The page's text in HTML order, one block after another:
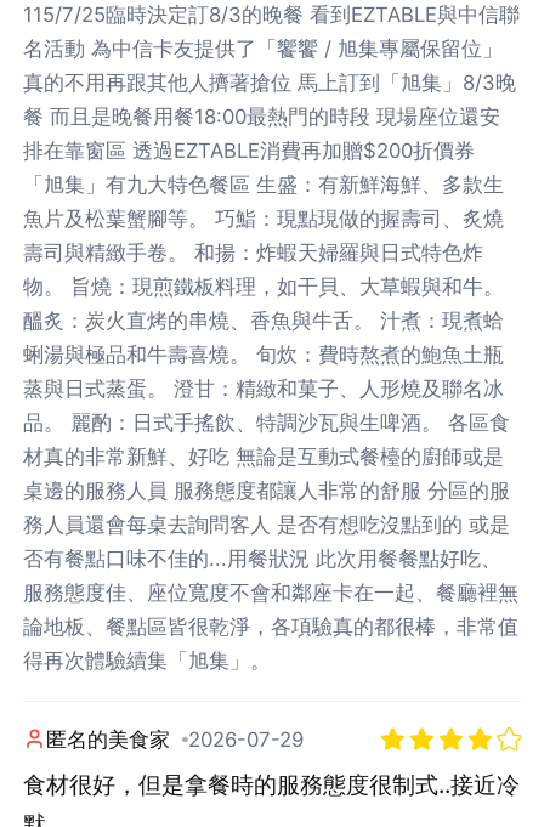
115/7/25臨時決定訂8/3的晚餐 看到EZTABLE與中信聯
名活動 為中信卡友提供了「饗饗 / 旭集專屬保留位」
真的不用再跟其他人擠著搶位 馬上訂到「旭集」8/3晚
餐 而且是晚餐用餐18:00最熱門的時段 現場座位還安
排在靠窗區 透過EZTABLE消費再加贈$200折價券
「旭集」有九大特色餐區 生盛：有新鮮海鮮、多款生
魚片及松葉蟹腳等。 巧鮨：現點現做的握壽司、炙燒
壽司與精緻手卷。 和揚：炸蝦天婦羅與日式特色炸
物。 旨燒：現煎鐵板料理，如干貝、大草蝦與和牛。
醞炙：炭火直烤的串燒、香魚與牛舌。 汁煮：現煮蛤
蜊湯與極品和牛壽喜燒。 旬炊：費時熬煮的鮑魚土瓶
蒸與日式蒸蛋。 澄甘：精緻和菓子、人形燒及聯名冰
品。 麗酌：日式手搖飲、特調沙瓦與生啤酒。 各區食
材真的非常新鮮、好吃 無論是互動式餐檯的廚師或是
桌邊的服務人員 服務態度都讓人非常的舒服 分區的服
務人員還會每桌去詢問客人 是否有想吃沒點到的 或是
否有餐點口味不佳的...用餐狀況 此次用餐餐點好吃、
服務態度佳、座位寬度不會和鄰座卡在一起、餐廳裡無
論地板、餐點區皆很乾淨，各項驗真的都很棒，非常值
得再次體驗續集「旭集」。
匿名的美食家 2026-07-29
食材很好，但是拿餐時的服務態度很制式..接近冷